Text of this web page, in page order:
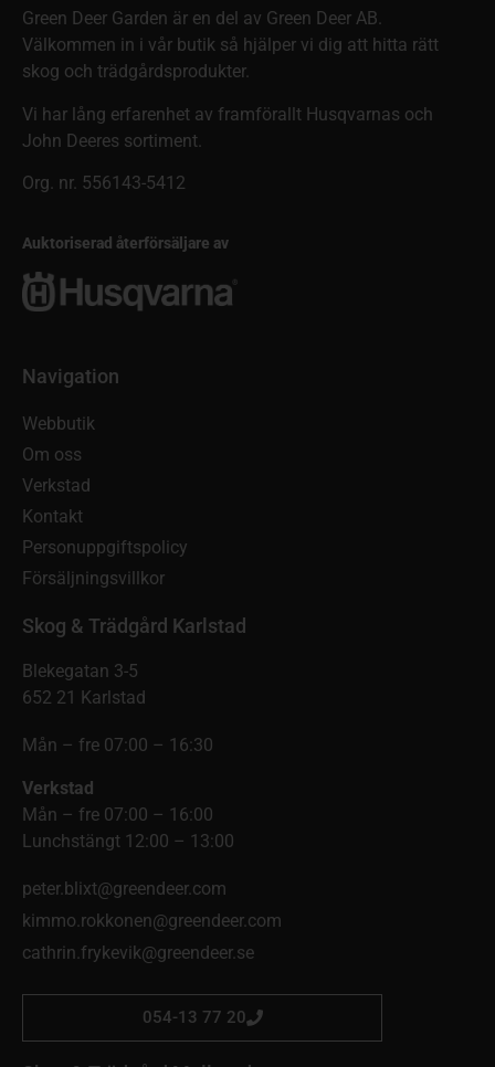
Green Deer Garden är en del av Green Deer AB.
Välkommen in i vår butik så hjälper vi dig att hitta rätt
skog och trädgårdsprodukter.
Vi har lång erfarenhet av framförallt Husqvarnas och
John Deeres sortiment.
Org. nr. 556143-5412
Auktoriserad återförsäljare av
Navigation
Webbutik
Om oss
Verkstad
Kontakt
Personuppgiftspolicy
Försäljningsvillkor
Skog & Trädgård Karlstad
Blekegatan 3-5
652 21 Karlstad
Mån – fre 07:00 – 16:30
Verkstad
Mån – fre 07:00 – 16:00
Lunchstängt 12:00 – 13:00
peter.blixt@greendeer.com
kimmo.rokkonen@greendeer.com
cathrin.frykevik@greendeer.se
054-13 77 20